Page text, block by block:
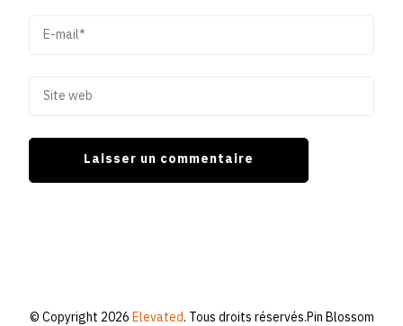
© Copyright 2026Elevated. Tous droits réservés.Pin Blossom